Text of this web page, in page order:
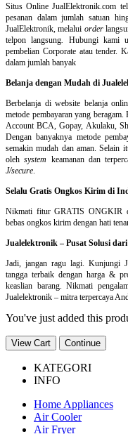
Situs Online JualElektronik.com
pesanan dalam jumlah satuan
JualElektronik, melalui order
telpon langsung. Hubungi kami
pembelian Corporate atau tender.
dalam jumlah banyak
Belanja dengan Mudah di
Berbelanja diwebsite belanja
metode pembayaran yang
Account BCA, Gopay, Akulaku,
Dengan banyaknya metode
semakin mudah dan aman. Selain
olehsystem keamanan dan
J/secure.
Selalu Gratis Ongkos Kirim di
Nikmati fitur GRATIS ONGKIR
bebas ongkos kirim dengan hati
Jualelektronik – Pusat Solusi
Jadi, jangan ragu lagi. Kunjungi
tangga terbaik dengan harga &
keaslian barang. Nikmati
Jualelektronik – mitra terpercaya
You've just added this
View Cart Continue
KATEGORI
INFO
Home Appliances
Air Cooler
Air Fryer